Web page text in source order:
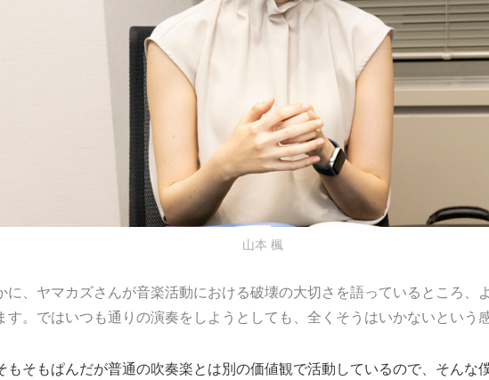
山本 楓
、ヤマカズさんが音楽活動における破壊の大切さを語っているところ、
す。ではいつも通りの演奏をしようとしても、全くそうはいかないという感
もそもぱんだが普通の吹奏楽とは別の価値観で活動しているので、そんな